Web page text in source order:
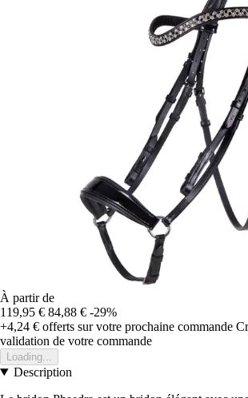
À partir de
119,95 € 84,88 € -29%
+4,24 € offerts sur votre prochaine commande
validation de votre commande
Loading...
Description